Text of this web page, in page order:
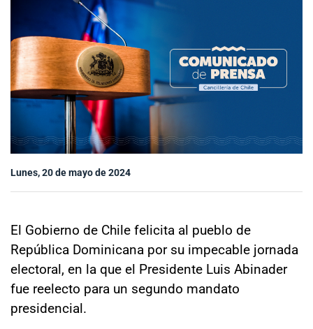
Servicios ciudadanos
Subsecretaría de Relaciones Económicas
Internacionales
Sala de prensa
modo claro
Lunes, 20 de mayo de 2024
El Gobierno de Chile felicita al pueblo de
República Dominicana por su impecable jornada
electoral, en la que el Presidente Luis Abinader
fue reelecto para un segundo mandato
presidencial.